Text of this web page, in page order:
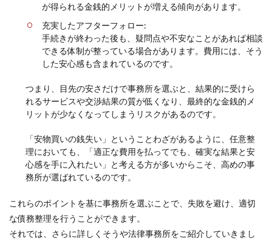
が得られる金銭的メリットが増える傾向があります。
充実したアフターフォロー:
手続きが終わった後も、疑問点や不安なことがあれば相談
できる体制が整っている場合があります。費用には、そう
した安心感も含まれているのです。
つまり、目先の安さだけで事務所を選ぶと、結果的に受けら
れるサービスや交渉結果の質が低くなり、最終的な金銭的メ
リットが少なくなってしまうリスクがあるのです。
「安物買いの銭失い」ということわざがあるように、任意整
理においても、「適正な費用を払ってでも、確実な結果と安
心感を手に入れたい」と考える方が多いからこそ、高めの事
務所が選ばれているのです。
これらのポイントを基に事務所を選ぶことで、失敗を避け、適切
な債務整理を行うことができます。
それでは、さらに詳しくそうや法律事務所をご紹介していきまし